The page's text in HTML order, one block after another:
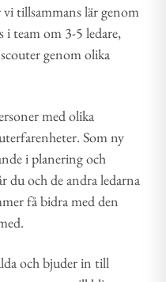
tillsammans lär genom
team om 3-5 ledare,
genom olika
med olika
Som ny
i planering och
du och de andra ledarna
få bidra med den
och bjuder in till